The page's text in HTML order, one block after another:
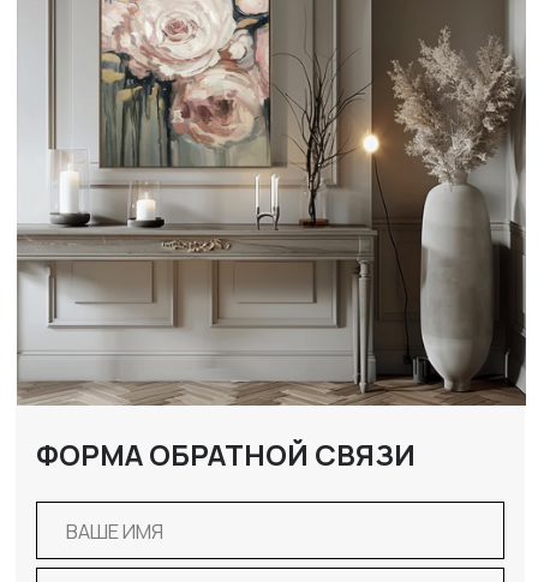
Я ДАЮ СОГЛАСИЕ НА ОБРАБОТКУ
ПЕРСОНАЛЬНЫХ ДАННЫХ И СОГЛАСЕН С
ПОЛИТИКОЙ КОНФИДЕНЦИАЛЬНОСТИ
ДАННЫХ
ОТПРАВИТЬ